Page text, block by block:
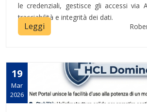
le credenziali, gestisce gli accessi via
tracciabilità e integrità dei dati.
Leggi
19
Mar
2026